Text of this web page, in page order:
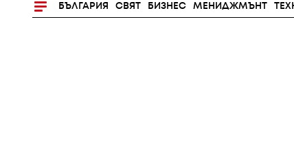
БЪЛГАРИЯ СВЯТ БИЗНЕС МЕНИДЖМЪНТ